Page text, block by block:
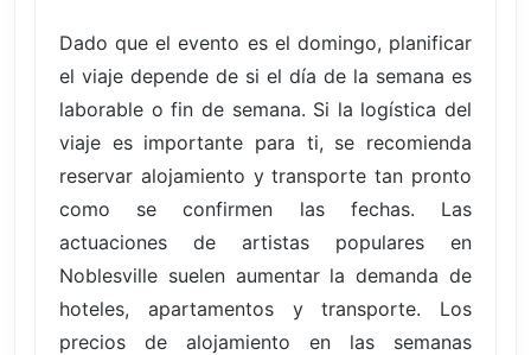
Dado que el evento es el domingo, planificar
el viaje depende de si el día de la semana es
laborable o fin de semana. Si la logística del
viaje es importante para ti, se recomienda
reservar alojamiento y transporte tan pronto
como se confirmen las fechas. Las
actuaciones de artistas populares en
Noblesville suelen aumentar la demanda de
hoteles, apartamentos y transporte. Los
precios de alojamiento en las semanas